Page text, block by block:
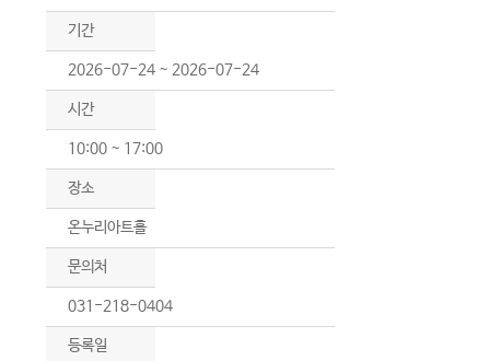
기간
2026-07-24 ~ 2026-07-24
시간
10:00 ~ 17:00
장소
온누리아트홀
문의처
031-218-0404
등록일